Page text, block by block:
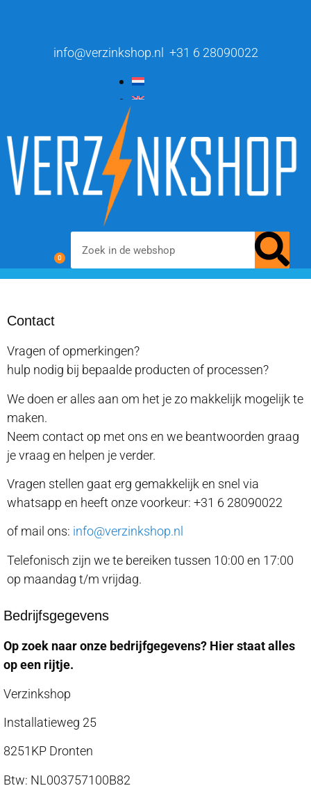
info@verzinkshop.nl
+31 6 28090022
0
Contact
Vragen of opmerkingen?
hulp nodig bij bepaalde producten of processen?
We doen er alles aan om het je zo makkelijk mogelijk te
maken.
Neem contact op met ons en we beantwoorden graag
je vraag en helpen je verder.
Vragen stellen gaat erg gemakkelijk en snel via
whatsapp en heeft onze voorkeur: +31 6 28090022
of mail ons: info@verzinkshop.nl
Telefonisch zijn we te bereiken tussen 10:00 en 17:00
op maandag t/m vrijdag.
Bedrijfsgegevens
Op zoek naar onze bedrijfgegevens? Hier staat alles
op een rijtje.
Verzinkshop
Installatieweg 25
8251KP Dronten
Btw: NL003757100B82